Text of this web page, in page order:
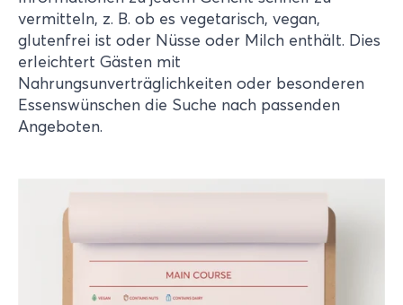
vermitteln, z. B. ob es vegetarisch, vegan,
glutenfrei ist oder Nüsse oder Milch enthält. Dies
erleichtert Gästen mit
Nahrungsunverträglichkeiten oder besonderen
Essenswünschen die Suche nach passenden
Angeboten.